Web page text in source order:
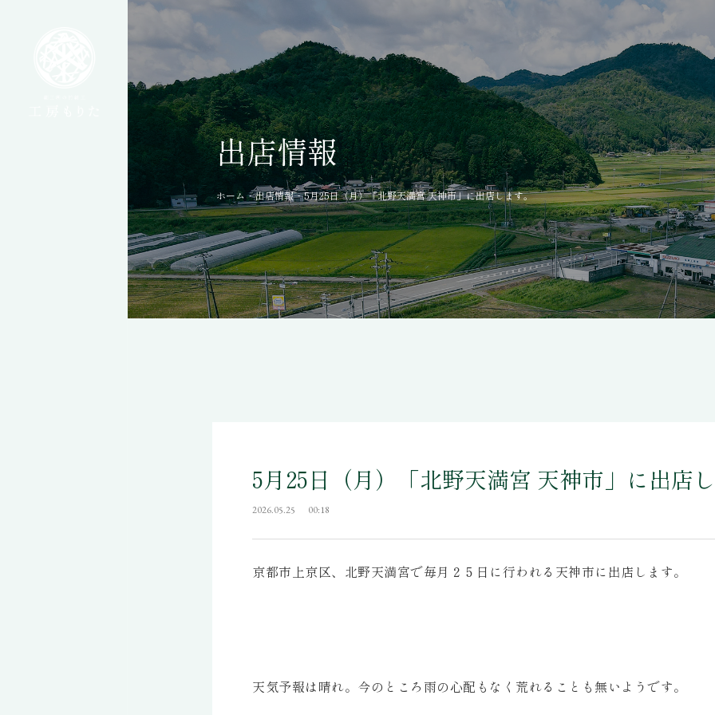
出店情報
ホーム - 出店情報 - 5月25日（月）「北野天満宮 天神市」に出店します。
5月25日（月）「北野天満宮 天神市」に出店
2026.05.25 00:18
京都市上京区、北野天満宮で毎月２５日に行われる天神市に出店します。
天気予報は晴れ。今のところ雨の心配もなく荒れることも無いようです。